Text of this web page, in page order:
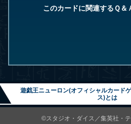
このカードに関連するＱ＆
遊戯王ニューロン(オフィシャルカード
ス)とは
©スタジオ・ダイス／集英社・